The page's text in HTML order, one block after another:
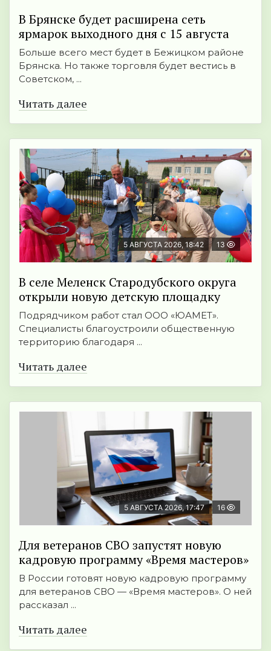
В Брянске будет расширена сеть
ярмарок выходного дня с 15 августа
Больше всего мест будет в Бежицком районе
Брянска. Но также торговля будет вестись в
Советском, ...
Читать далее
5 АВГУСТА 2026, 18:42 13
В селе Меленск Стародубского округа
открыли новую детскую площадку
Подрядчиком работ стал ООО «ЮАМЕТ».
Специалисты благоустроили общественную
территорию благодаря ...
Читать далее
5 АВГУСТА 2026, 17:47 16
Для ветеранов СВО запустят новую
кадровую программу «Время мастеров»
В России готовят новую кадровую программу
для ветеранов СВО — «Время мастеров». О ней
рассказал ...
Читать далее